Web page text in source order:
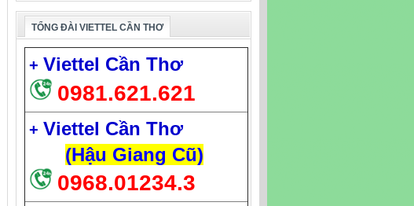
TỔNG ĐÀI VIETTEL CẦN THƠ
+ Viettel Cần Thơ
0981.621.621
+ Viettel Cần Thơ
(Hậu Giang Cũ)
0968.01234.3